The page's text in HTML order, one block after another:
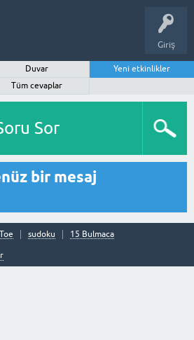
Giriş
Duvar
Yeni etkinlikler
Tüm cevaplar
Sor
bir mesaj
sudoku
15 Bulmaca